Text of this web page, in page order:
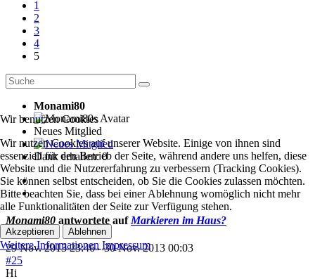
1
2
3
4
5
Monami80
Neues Mitglied
Dank erhalten: 0
Monami80 antwortete auf Markieren im Haus?
29 Nov. 2013 23:46-30 Nov. 2013 00:03
#25
Hi
Wir benutzen Cookies
Wir nutzen Cookies auf unserer Website. Einige von ihnen sind
essenziell für den Betrieb der Seite, während andere uns helfen, diese
Website und die Nutzererfahrung zu verbessern (Tracking Cookies).
Sie können selbst entscheiden, ob Sie die Cookies zulassen möchten.
Bitte beachten Sie, dass bei einer Ablehnung womöglich nicht mehr
alle Funktionalitäten der Seite zur Verfügung stehen.
Akzeptieren Ablehnen
Weitere Informationen Impressum